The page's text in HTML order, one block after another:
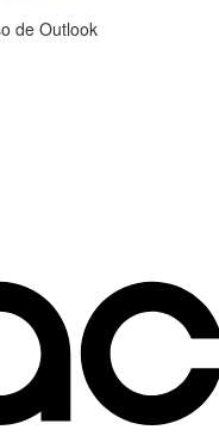
de Outlook